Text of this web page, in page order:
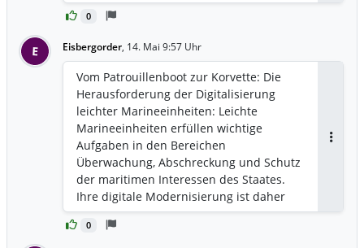
0
US-Dollar) durch die Übertragung ihrer
Anteile an drei Unternehmen an den
Dépôts erzielen und damit die Mittel für
künftige strategische Investitionen
aufstocken. Diese Verkäufe erfolgen vor
dem Hintergrund, dass sich die
staatliche Agentur zunehmend auf
strategische Bereiche wie die
Verteidigung konzentriert – so
unterstützte sie zuletzt das
Satellitenunternehmen Eutelsat und
übernahm die Supercomputing-Sparte
Bull des Konzerns Atos.
E Eisbergorder, 14. Mai 9:57 Uhr
0
Vom Patrouillenboot zur Korvette: Die
Herausforderung der Digitalisierung
leichter Marineeinheiten: Leichte
Marineeinheiten erfüllen wichtige
Aufgaben in den Bereichen
Überwachung, Abschreckung und Schutz
der maritimen Interessen des Staates.
Ihre digitale Modernisierung ist daher
eine strategische Priorität.
https://eviden.com/insights/blogs/from-